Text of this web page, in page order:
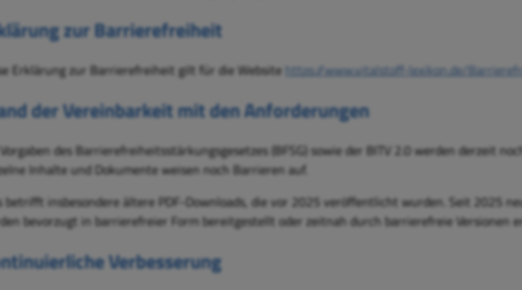
zur Barrierefreiheit
Erklärung zur Barrierefreiheit gilt für die Website https://www.vitalstoff-lexikon.de/
der Vereinbarkeit mit den Anforderungen
des Barrierefreiheitsstärkungsgesetzes (BFSG) sowie der BITV 2.0 werden derzeit
Inhalte und Dokumente weisen noch Barrieren auf.
betrifft insbesondere ältere PDF-Downloads, die vor 2025 veröffentlicht wurden. Seit 2025
bevorzugt in barrierefreier Form bereitgestellt oder zeitnah durch barrierefreie Versionen
Verbesserung